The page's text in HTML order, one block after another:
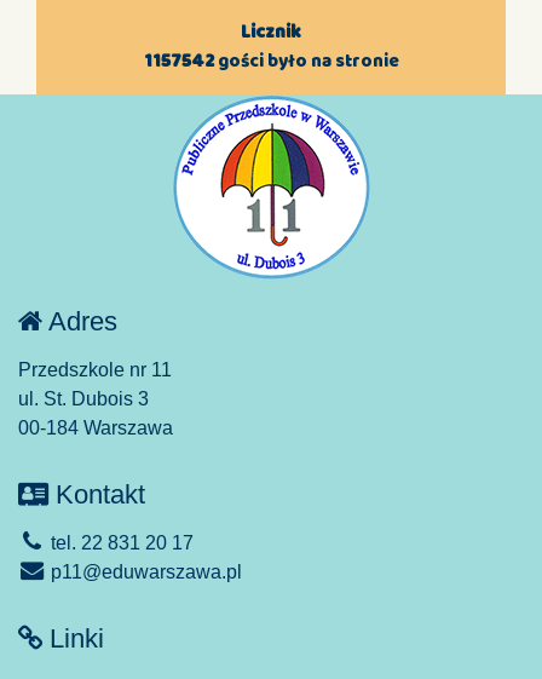
Licznik
1157542gości było na stronie
Adres
Przedszkole nr 11
ul. St. Dubois 3
00-184 Warszawa
Kontakt
tel. 22 831 20 17
p11@eduwarszawa.pl
Linki